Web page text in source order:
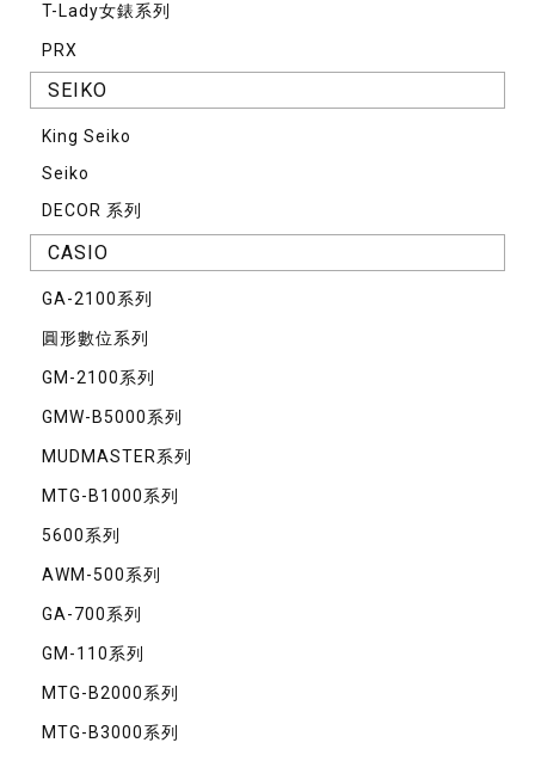
T-Lady女錶系列
PRX
SEIKO
King Seiko
Seiko
DECOR 系列
CASIO
GA-2100系列
圓形數位系列
GM-2100系列
GMW-B5000系列
MUDMASTER系列
MTG-B1000系列
5600系列
AWM-500系列
GA-700系列
GM-110系列
MTG-B2000系列
MTG-B3000系列